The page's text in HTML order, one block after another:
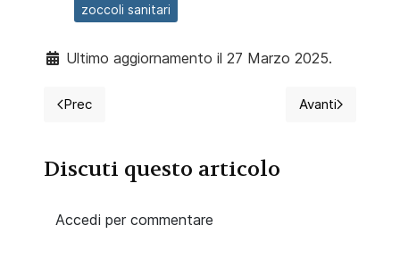
zoccoli sanitari
Ultimo aggiornamento il 27 Marzo 2025.
Articolo precedente: La crisi economica sul
Prec Articolo
Avanti
Discuti questo articolo
Accedi per commentare